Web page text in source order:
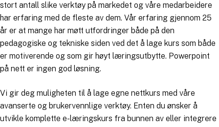
stort antall slike verktøy på markedet og våre medarbeidere
har erfaring med de fleste av dem. Vår erfaring gjennom 25
år er at mange har møtt utfordringer både på den
pedagogiske og tekniske siden ved det å lage kurs som både
er motiverende og som gir høyt læringsutbytte. Powerpoint
på nett er ingen god løsning.
Vi gir deg muligheten til å lage egne nettkurs med våre
avanserte og brukervennlige verktøy. Enten du ønsker å
utvikle komplette e-læringskurs fra bunnen av eller integrere